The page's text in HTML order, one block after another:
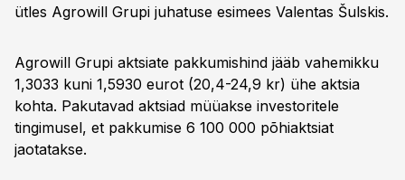
ütles Agrowill Grupi juhatuse esimees Valentas Šulskis.
Agrowill Grupi aktsiate pakkumishind jääb vahemikku
1,3033 kuni 1,5930 eurot (20,4-24,9 kr) ühe aktsia
kohta. Pakutavad aktsiad müüakse investoritele
tingimusel, et pakkumise 6 100 000 põhiaktsiat
jaotatakse.